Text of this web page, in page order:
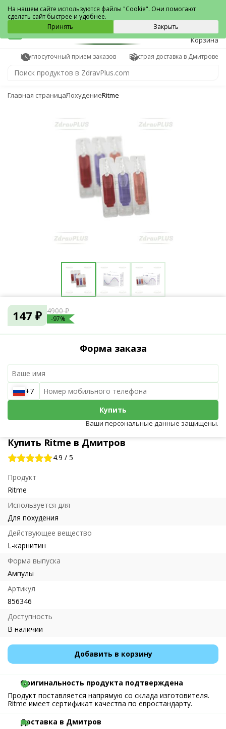
Дмитров
0
Корзина
Круглосуточный прием заказов Быстрая доставка в Дмитрове
Главная страницаПохудениеRitme
Купить Ritme в Дмитров
4.9 / 5
Продукт
Ritme
Используется для
Для похудения
Действующее вещество
L-карнитин
Форма выпуска
Ампулы
Артикул
856346
Доступность
В наличии
Добавить в корзину
147 ₽ 4900 ₽
-97%
Форма заказа
+7
Купить
Ваши персональные данные защищены.
Оригинальность продукта подтверждена
Продукт поставляется напрямую со склада изготовителя.
Ritme имеет сертификат качества по евростандарту.
Доставка в Дмитров
На нашем сайте используются файлы "Cookie". Они помогают
сделать сайт быстрее и удобнее.
Принять
Закрыть